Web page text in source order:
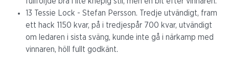
13 Tessie Lock - Stefan Persson. Tredje utvändigt, fram
ett hack 1150 kvar, på i tredjespår 700 kvar, utvändigt
om ledaren i sista sväng, kunde inte gå i närkamp med
vinnaren, höll fullt godkänt.